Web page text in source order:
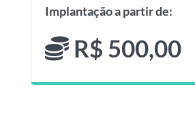
Implantação a partir de:
R$ 500,00